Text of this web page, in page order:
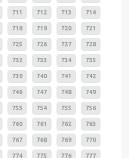
711 712 713 714
718 719 720 721
725 726 727 728
732 733 734 735
739 740 741 742
746 747 748 749
753 754 755 756
760 761 762 763
767 768 769 770
774 775 776 777